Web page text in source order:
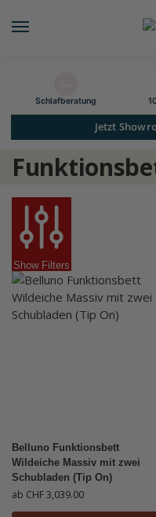
Schlaf­beratung
Jetzt
Show Filters
Belluno Funktionsbett
Wildeiche Massiv mit zwei
Schubladen (Tip On)
ab CHF3,039.00